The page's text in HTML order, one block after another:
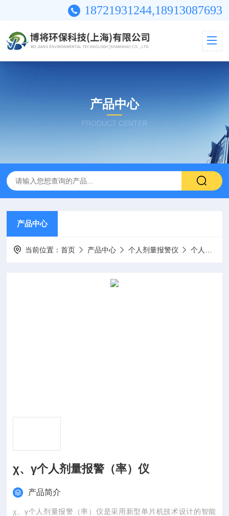
18721931244,18913087693
产品中心
PRODUCT CENTER
产品中心
当前位置：首页 产品中心 个人剂量报警仪 个人剂量报警仪
χ、γ个人剂量报警（率）仪
产品简介
χ、γ个人剂量报警（率）仪是采用新型单片机技术设计的智能